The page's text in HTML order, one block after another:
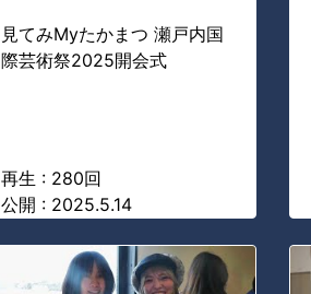
見てみMyたかまつ 瀬戸内国
際芸術祭2025開会式
再生 : 280回
公開 : 2025.5.14